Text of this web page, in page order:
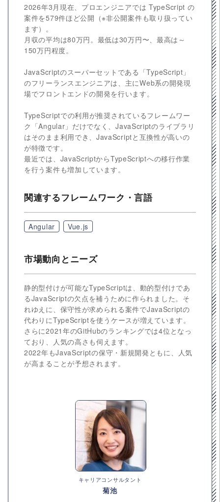
2026年3月現在、プロエンジニアでは TypeScript の
案件を579件ほど公開（※非公開案件も取り扱ってい
ます）。
月収の平均は80万円。最低は30万円〜、最高は～
150万円程度。
JavaScriptのスーパーセットである「TypeScript」
のフリーランスエンジニアは、主にWeb系の開発現
場でフロントエンドの開発を行います。
TypeScriptでの利用が推奨されているフレームワー
ク「Angular」だけでなく、JavaScriptのライブラリ
はそのまま利用でき、JavaScriptと互換性が高いの
が特徴です。
最近では、JavaScriptからTypeScriptへの移行作業
を行う案件も増加しています。
関連するフレームワーク・言語
Angular Vue.js
市場動向とニーズ
静的型付けが可能なTypeScriptは、動的型付けであ
るJavaScriptの欠点を補うために作られました。そ
れゆえに、保守性が求められる案件でJavaScriptの
代わりにTypeScriptを使うケースが増えています。
さらに2021年のGitHubのランキングでは4位となっ
ており、人気の高さも伺えます。
2022年もJavaScriptの保守・新規開発ともに、人気
が高まることが予想されます。
キャリアコンサルタント
菊池